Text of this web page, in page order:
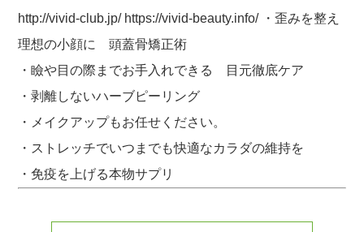
http://vivid-club.jp/ https://vivid-beauty.info/ ・歪みを整え
理想の小顔に 頭蓋骨矯正術
・瞼や目の際までお手入れできる 目元徹底ケア
・剥離しないハーブピーリング
・メイクアップもお任せください。
・ストレッチでいつまでも快適なカラダの維持を
・免疫を上げる本物サプリ